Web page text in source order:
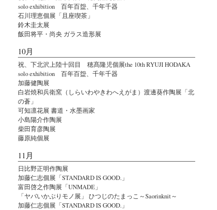
solo exhibition 百年百盌、千年千器
石川理恵個展「且座喫茶」
鈴木圭太展
飯田将平・尚央 ガラス造形展
10月
祝、下北沢上陸十回目 穂髙隆児個展the 10th RYUJI HODAKA
solo exhibition 百年百盌、千年千器
加藤健陶展
白岩焼和兵衛窯（しらいわやきわへえがま）渡邊葵作陶展「北
の蒼」
可知凛花展 書道・水墨画家
小島陽介作陶展
柴田育彦陶展
藤原純個展
11月
日比野正明作陶展
加藤仁志個展「STANDARD IS GOOD.」
富田啓之作陶展「UNMADE」
「ヤバいかぶりモノ展」 ひつじのたまっこ～Saorinknit～
加藤仁志個展「STANDARD IS GOOD.」